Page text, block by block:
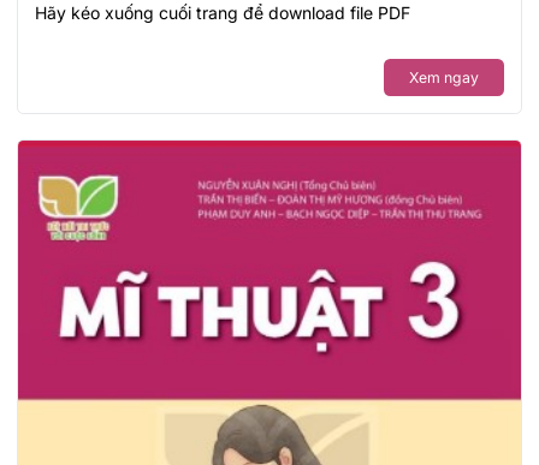
Hãy kéo xuống cuối trang để download file PDF
Xem ngay